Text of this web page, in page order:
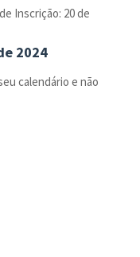
Inscrição: 20 de
2024
calendário e não